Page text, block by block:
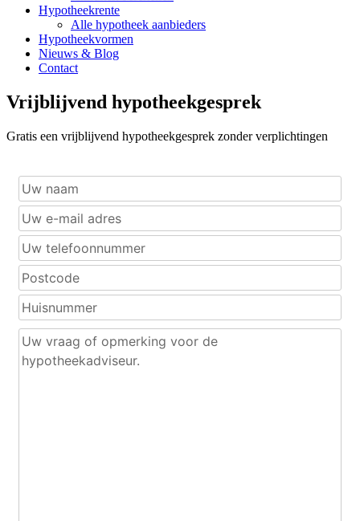
Hypotheekrente
Alle hypotheek aanbieders
Hypotheekvormen
Nieuws & Blog
Contact
Vrijblijvend hypotheekgesprek
Gratis een vrijblijvend hypotheekgesprek zonder verplichtingen